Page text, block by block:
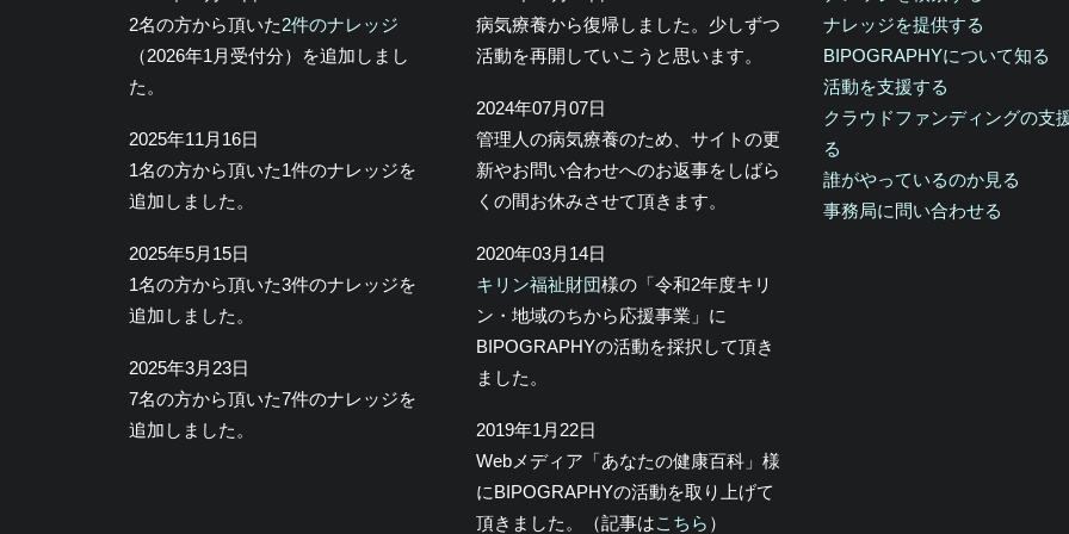
2名の方から頂いた2件のナレッジ
（2026年1月受付分）を追加しまし
た。
2025年11月16日
1名の方から頂いた1件のナレッジを
追加しました。
2025年5月15日
1名の方から頂いた3件のナレッジを
追加しました。
2025年3月23日
7名の方から頂いた7件のナレッジを
追加しました。
病気療養から復帰しました。少しずつ
活動を再開していこうと思います。
2024年07月07日
管理人の病気療養のため、サイトの更
新やお問い合わせへのお返事をしばら
くの間お休みさせて頂きます。
2020年03月14日
キリン福祉財団様の「令和2年度キリ
ン・地域のちから応援事業」に
BIPOGRAPHYの活動を採択して頂き
ました。
2019年1月22日
Webメディア「あなたの健康百科」様
にBIPOGRAPHYの活動を取り上げて
頂きました。（記事はこちら ）
ナレッジを提供する
BIPOGRAPHYについて知る
活動を支援する
クラウドファンディングの支
る
誰がやっているのか見る
事務局に問い合わせる